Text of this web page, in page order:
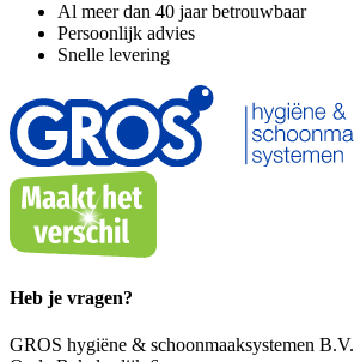
Al meer dan 40 jaar betrouwbaar
Persoonlijk advies
Snelle levering
Heb je vragen?
GROS hygiëne & schoonmaaksystemen B.V.